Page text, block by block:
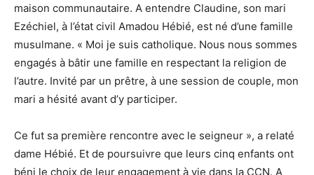
maison communautaire. A entendre Claudine, son mari
Ezéchiel, à l’état civil Amadou Hébié, est né d’une famille
musulmane. « Moi je suis catholique. Nous nous sommes
engagés à bâtir une famille en respectant la religion de
l’autre. Invité par un prêtre, à une session de couple, mon
mari a hésité avant d’y participer.
Ce fut sa première rencontre avec le seigneur », a relaté
dame Hébié. Et de poursuivre que leurs cinq enfants ont
béni le choix de leur engagement à vie dans la CCN. A